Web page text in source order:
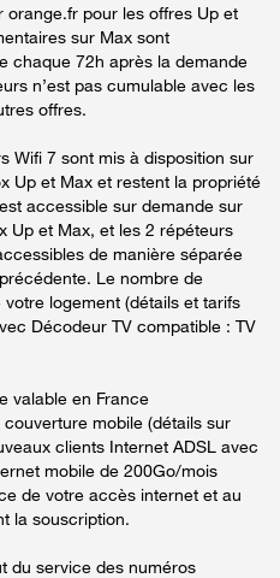
pour les offres Up et
sur Max sont
chaque 72h après la demande
n’est pas cumulable avec les
offres.
Wifi 7 sont mis à disposition sur
Up et Max et restent la propriété
accessible sur demande sur
Up et Max, et les 2 répéteurs
de manière séparée
Le nombre de
logement (détails et tarifs
Décodeur TV compatible : TV
valable en France
mobile (détails sur
clients Internet ADSL avec
mobile de 200Go/mois
de votre accès internet et au
la souscription.
du service des numéros